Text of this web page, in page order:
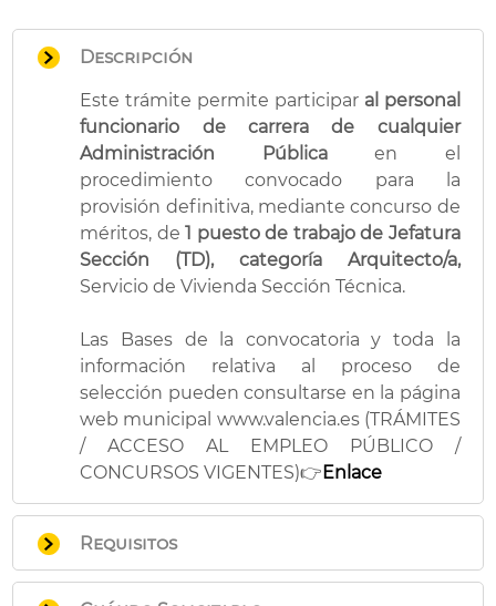
Descripción
Este trámite permite participar al personal
funcionario de carrera de cualquier
Administración Públicaen el
procedimiento convocado para la
provisión definitiva, mediante concurso de
méritos, de1 puesto de trabajo de Jefatura
Sección (TD), categoría Arquitecto/a,
Servicio de Vivienda Sección Técnica.
Las Bases de la convocatoria y toda la
información relativa al proceso de
selección pueden consultarse en la página
web municipal www.valencia.es (TRÁMITES
/ ACCESO AL EMPLEO PÚBLICO /
CONCURSOS VIGENTES)👉Enlace
Requisitos
Ser personalfuncionario de carrera de